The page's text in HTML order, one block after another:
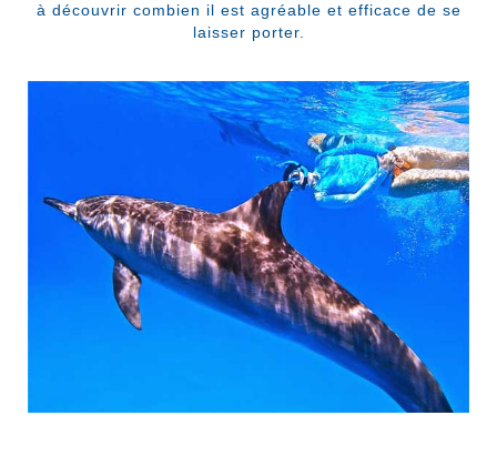
à découvrir combien il est agréable et efficace de se
laisser porter.